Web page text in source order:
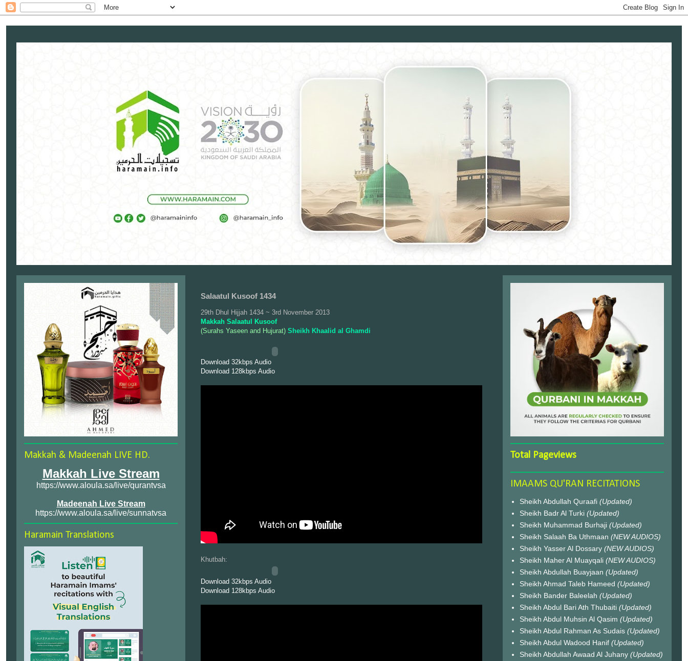
Salaatul Kusoof 1434
29th Dhul Hijjah 1434 ~ 3rd November 2013
Makkah Salaatul Kusoof
(Surahs Yaseen and Hujurat) Sheikh Khaalid al Ghamdi
Download 32kbps Audio
Download 128kbps Audio
Khutbah:
Download 32kbps Audio
Download 128kbps Audio
Makkah & Madeenah LIVE HD.
Makkah Live Stream
https://www.aloula.sa/live/qurantvsa
Madeenah Live Stream
https://www.aloula.sa/live/sunnatvsa
Haramain Translations
Total Pageviews
IMAAMS QU'RAN RECITATIONS
Sheikh Abdullah Quraafi (Updated)
Sheikh Badr Al Turki (Updated)
Sheikh Muhammad Burhaji (Updated)
Sheikh Salaah Ba Uthmaan (NEW AUDIOS)
Sheikh Yasser Al Dossary (NEW AUDIOS)
Sheikh Maher Al Muayqali (NEW AUDIOS)
Sheikh Abdullah Buayjaan (Updated)
Sheikh Ahmad Taleb Hameed (Updated)
Sheikh Bander Baleelah (Updated)
Sheikh Abdul Bari Ath Thubaiti (Updated)
Sheikh Abdul Muhsin Al Qasim (Updated)
Sheikh Abdul Rahman As Sudais (Updated)
Sheikh Abdul Wadood Hanif (Updated)
Sheikh Abdullah Awaad Al Juhany (Updated)